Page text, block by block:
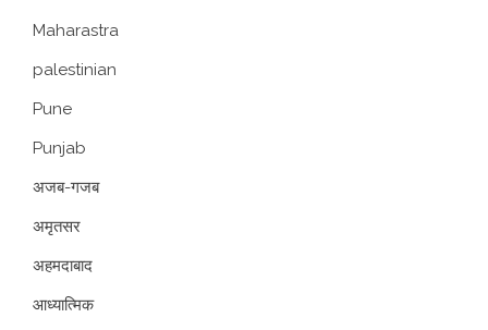
Maharastra
palestinian
Pune
Punjab
अजब-गजब
अमृतसर
अहमदाबाद
आध्यात्मिक